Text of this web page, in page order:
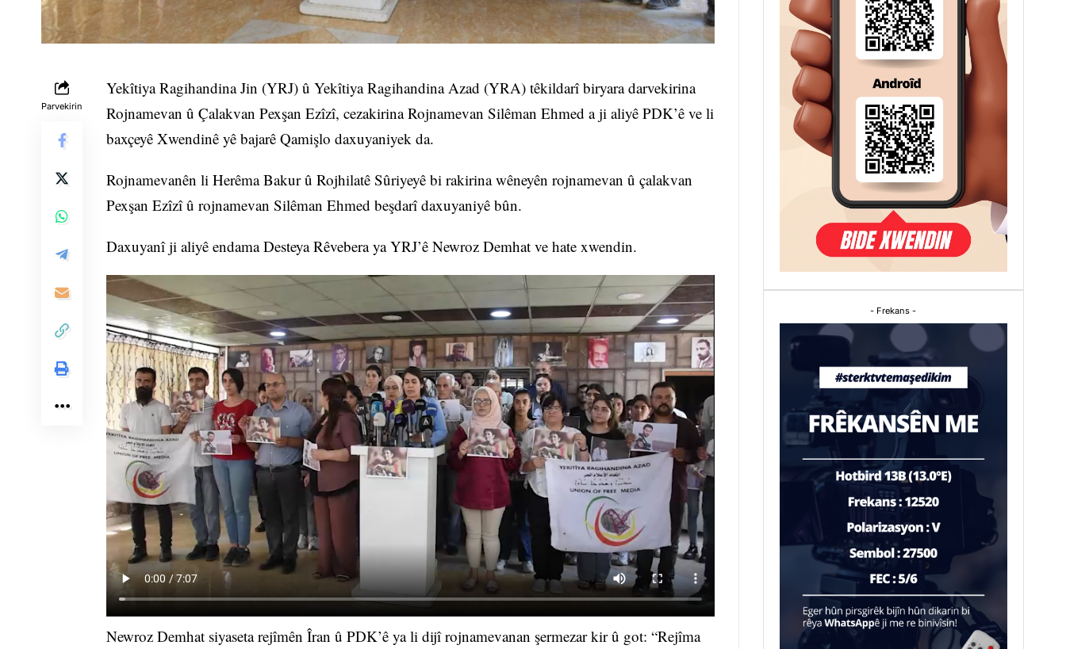
Parvekirin
Yekîtiya Ragihandina Jin (YRJ) û Yekîtiya Ragihandina Azad (YRA) têkildarî biryara darvekirina
Rojnamevan û Çalakvan Pexşan Ezîzî, cezakirina Rojnamevan Silêman Ehmed a ji aliyê PDK’ê ve li
baxçeyê Xwendinê yê bajarê Qamişlo daxuyaniyek da.
Rojnamevanên li Herêma Bakur û Rojhilatê Sûriyeyê bi rakirina wêneyên rojnamevan û çalakvan
Pexşan Ezîzî û rojnamevan Silêman Ehmed beşdarî daxuyaniyê bûn.
Daxuyanî ji aliyê endama Desteya Rêvebera ya YRJ’ê Newroz Demhat ve hate xwendin.
Newroz Demhat siyaseta rejîmên Îran û PDK’ê ya li dijî rojnamevanan şermezar kir û got: “Rejîma
- Frekans -